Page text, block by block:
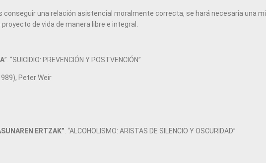
conseguir una relación asistencial moralmente correcta, se hará necesaria una
de vida de manera libre e integral
”. “SUICIDIO: PREVENCIÓN Y POSTVENCIÓN”
Peter Weir
ERTZAK” . “ALCOHOLISMO: ARISTAS DE SILENCIO Y OSCURIDAD”